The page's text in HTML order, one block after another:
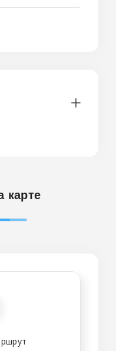
карте